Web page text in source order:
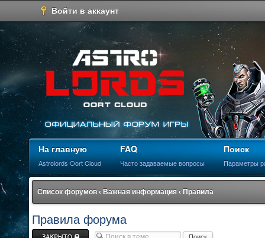
Войти в аккаунт
На главную
Astrolords Oort Cloud
FAQ
Часто задаваемые вопросы
Поиск
Параметры
Список форумов ‹ Важная информация ‹ Правила
Правила форума
Закрыто